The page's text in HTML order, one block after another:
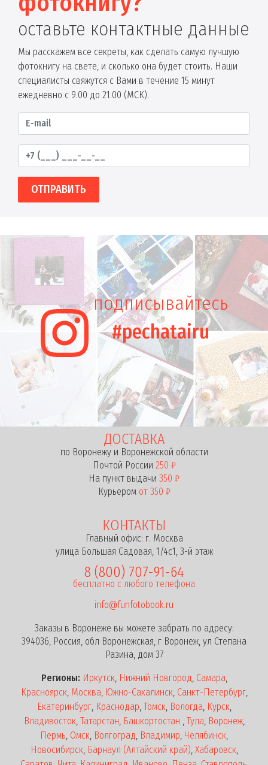
оставьте контактные данные
Мы расскажем все секреты, как сделать самую лучшую
фотокнигу на свете, и сколько она будет стоить. Наши
специалисты свяжутся с Вами в течение 15 минут
ежедневно с 9.00 до 21.00 (МСК).
ОТПРАВИТЬ
подписывайтесь
#pechatairu
ДОСТАВКА
по Воронежу и Воронежской области
Почтой России 250 ₽
На пункт выдачи 350 ₽
Курьером от 350 ₽
КОНТАКТЫ
Главный офис: г. Москва
улица Большая Садовая, 1/4с1, 3-й этаж
8 (800) 707-91-64
бесплатно с любого телефона
info@funfotobook.ru
Заказы в Воронеже вы можете забрать по адресу:
394036, Россия, обл Воронежская, г Воронеж, ул Степана
Разина, дом 37
Регионы: Иркутск Нижний Новгород Самара
Красноярск Москва Южно-Сахалинск Санкт-Петербург,
Екатеринбург, Краснодар Томск Вологда Курск
Владивосток Татарстан Башкортостан Тула Воронеж,
Пермь Омск Волгоград Владимир Челябинск
Новосибирск Барнаул (Алтайский край) Хабаровск